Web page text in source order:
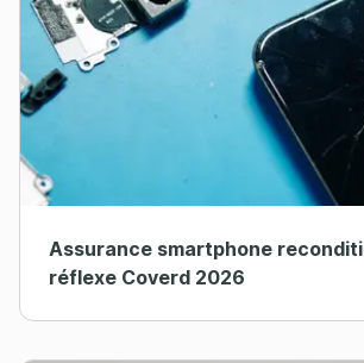
Assurance smartphone
réflexe Coverd 2026